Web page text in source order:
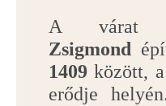
A várat
Zsigmond
1409 között,
erődje